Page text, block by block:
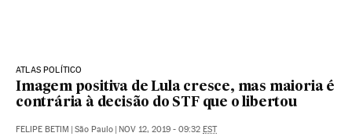
ATLAS POLÍTICO
Imagem positiva de Lula cresce, mas maioria é
contrária à decisão do STF que o libertou
FELIPE BETIM | São Paulo | NOV 12, 2019 - 09:32 EST